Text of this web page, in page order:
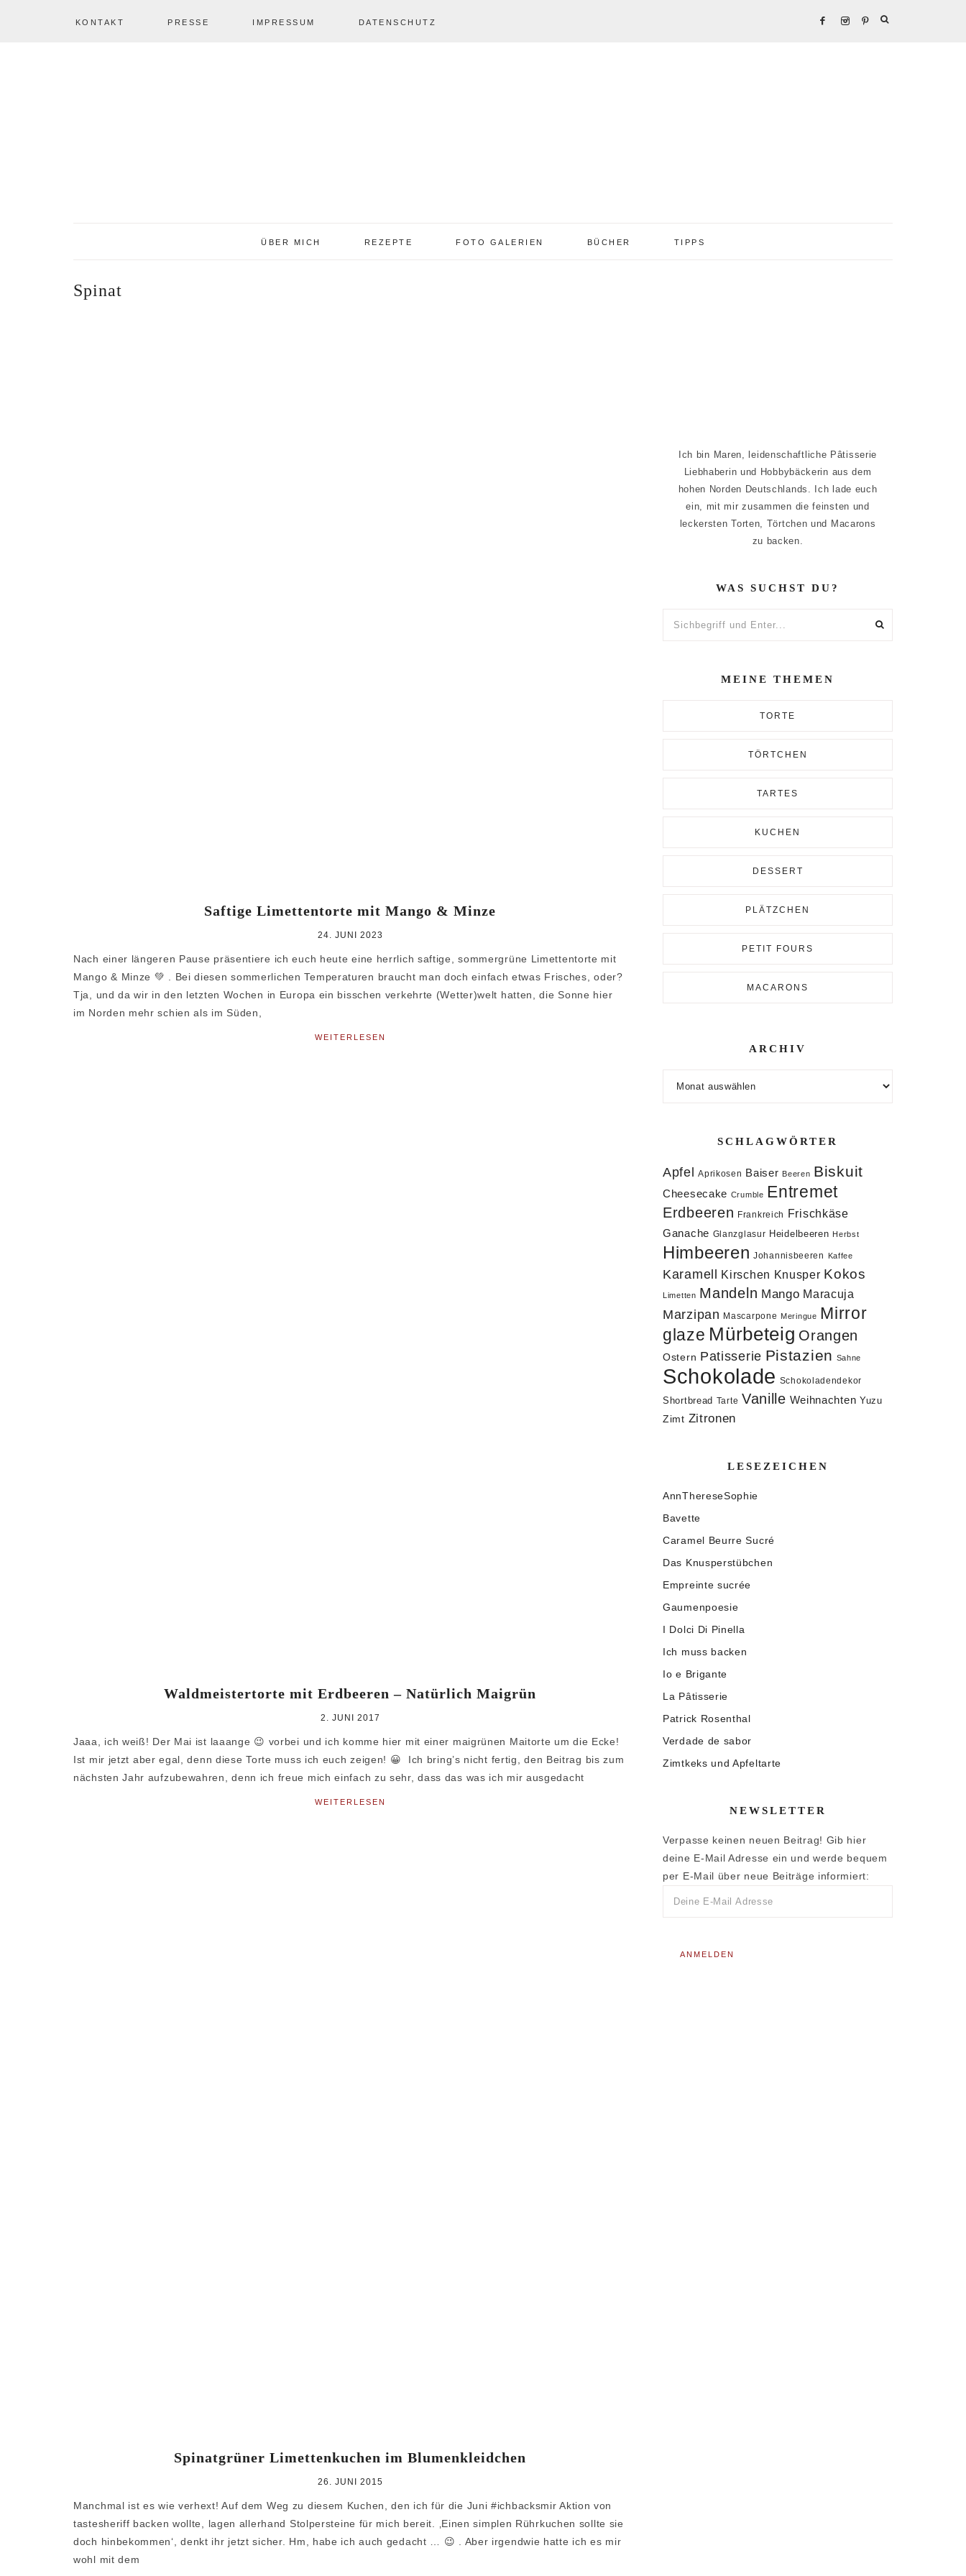
KONTAKT PRESSE IMPRESSUM DATENSCHUTZ
ÜBER MICH REZEPTE FOTO GALERIEN BÜCHER TIPPS
Spinat
Saftige Limettentorte mit Mango & Minze
24. JUNI 2023
Nach einer längeren Pause präsentiere ich euch heute eine herrlich saftige, sommergrüne Limettentorte mit
Mango & Minze 💚 . Bei diesen sommerlichen Temperaturen braucht man doch einfach etwas Frisches, oder?
Tja, und da wir in den letzten Wochen in Europa ein bisschen verkehrte (Wetter)welt hatten, die Sonne hier
im Norden mehr schien als im Süden,
WEITERLESEN
Waldmeistertorte mit Erdbeeren – Natürlich Maigrün
2. JUNI 2017
Jaaa, ich weiß! Der Mai ist laaange 😉 vorbei und ich komme hier mit einer maigrünen Maitorte um die Ecke!
Ist mir jetzt aber egal, denn diese Torte muss ich euch zeigen! 😀 Ich bring’s nicht fertig, den Beitrag bis zum
nächsten Jahr aufzubewahren, denn ich freue mich einfach zu sehr, dass das was ich mir ausgedacht
WEITERLESEN
Spinatgrüner Limettenkuchen im Blumenkleidchen
26. JUNI 2015
Manchmal ist es wie verhext! Auf dem Weg zu diesem Kuchen, den ich für die Juni #ichbacksmir Aktion von
tastesheriff backen wollte, lagen allerhand Stolpersteine für mich bereit. ‚Einen simplen Rührkuchen sollte sie
doch hinbekommen‘, denkt ihr jetzt sicher. Hm, habe ich auch gedacht … 😉 . Aber irgendwie hatte ich es mir
wohl mit dem
Ich bin Maren, leidenschaftliche Pâtisserie
Liebhaberin und Hobbybäckerin aus dem
hohen Norden Deutschlands. Ich lade euch
ein, mit mir zusammen die feinsten und
leckersten Torten, Törtchen und Macarons
zu backen.
WAS SUCHST DU?
MEINE THEMEN
TORTE
TÖRTCHEN
TARTES
KUCHEN
DESSERT
PLÄTZCHEN
PETIT FOURS
MACARONS
ARCHIV
SCHLAGWÖRTER
Apfel Aprikosen Baiser Beeren Biskuit
Cheesecake Crumble Entremet
Erdbeeren Frankreich Frischkäse
Ganache Glanzglasur Heidelbeeren Herbst
Himbeeren Johannisbeeren Kaffee
Karamell Kirschen Knusper Kokos
Limetten Mandeln Mango Maracuja
Marzipan Mascarpone Meringue Mirror
glaze Mürbeteig Orangen
Ostern Patisserie Pistazien Sahne
Schokolade Schokoladendekor
Shortbread Tarte Vanille Weihnachten Yuzu
Zimt Zitronen
LESEZEICHEN
AnnThereseSophie
Bavette
Caramel Beurre Sucré
Das Knusperstübchen
Empreinte sucrée
Gaumenpoesie
I Dolci Di Pinella
Ich muss backen
Io e Brigante
La Pâtisserie
Patrick Rosenthal
Verdade de sabor
Zimtkeks und Apfeltarte
NEWSLETTER
Verpasse keinen neuen Beitrag! Gib hier
deine E-Mail Adresse ein und werde bequem
per E-Mail über neue Beiträge informiert: